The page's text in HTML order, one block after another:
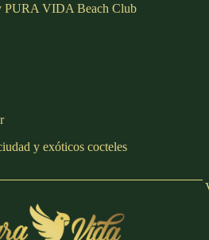
PURA VIDA Beach Club
y exóticos cocteles
para eventos privados en nuestra zona